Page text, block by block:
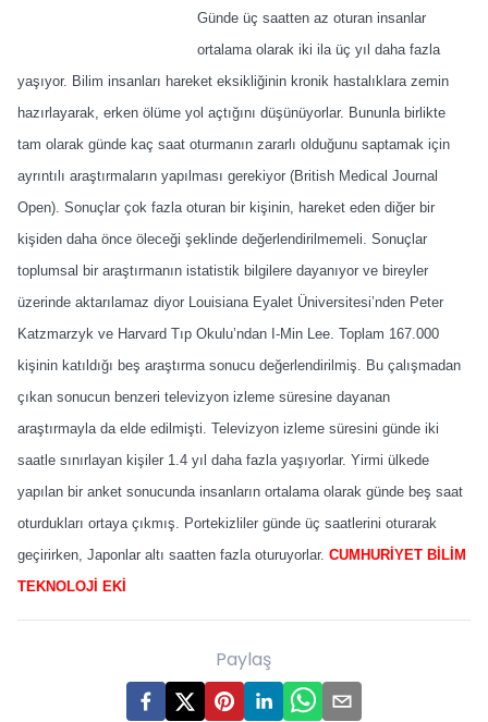
Günde üç saatten az oturan insanlar
ortalama olarak iki ila üç yıl daha fazla
yaşıyor. Bilim insanları hareket eksikliğinin kronik hastalıklara zemin
hazırlayarak, erken ölüme yol açtığını düşünüyorlar. Bununla birlikte
tam olarak günde kaç saat oturmanın zararlı olduğunu saptamak için
ayrıntılı araştırmaların yapılması gerekiyor (British Medical Journal
Open). Sonuçlar çok fazla oturan bir kişinin, hareket eden diğer bir
kişiden daha önce öleceği şeklinde değerlendirilmemeli. Sonuçlar
toplumsal bir araştırmanın istatistik bilgilere dayanıyor ve bireyler
üzerinde aktarılamaz diyor Louisiana Eyalet Üniversitesi’nden Peter
Katzmarzyk ve Harvard Tıp Okulu’ndan I-Min Lee. Toplam 167.000
kişinin katıldığı beş araştırma sonucu değerlendirilmiş. Bu çalışmadan
çıkan sonucun benzeri televizyon izleme süresine dayanan
araştırmayla da elde edilmişti. Televizyon izleme süresini günde iki
saatle sınırlayan kişiler 1.4 yıl daha fazla yaşıyorlar. Yirmi ülkede
yapılan bir anket sonucunda insanların ortalama olarak günde beş saat
oturdukları ortaya çıkmış. Portekizliler günde üç saatlerini oturarak
geçirirken, Japonlar altı saatten fazla oturuyorlar. CUMHURİYET BİLİM
TEKNOLOJİ EKİ
Paylaş